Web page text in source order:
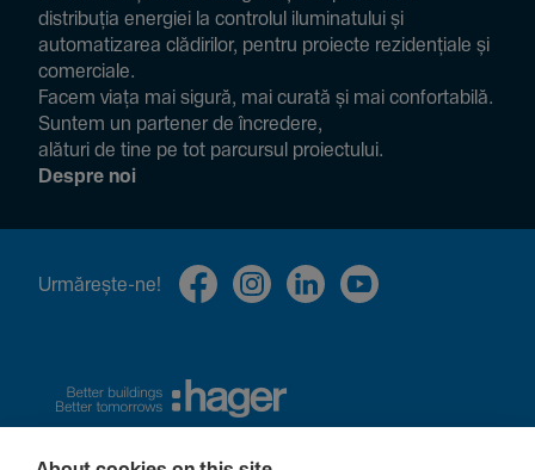
distribuția energiei la controlul ilumi­na­tului și
auto­ma­ti­zarea clădi­rilor, pentru proiecte rezi­den­țiale și
comer­ciale.
Facem viața mai sigură, mai curată și mai confor­ta­bilă.
Suntem un partener de încre­dere,
alături de tine pe tot parcursul proiec­tului.
Despre noi
Urmă­rește-ne!